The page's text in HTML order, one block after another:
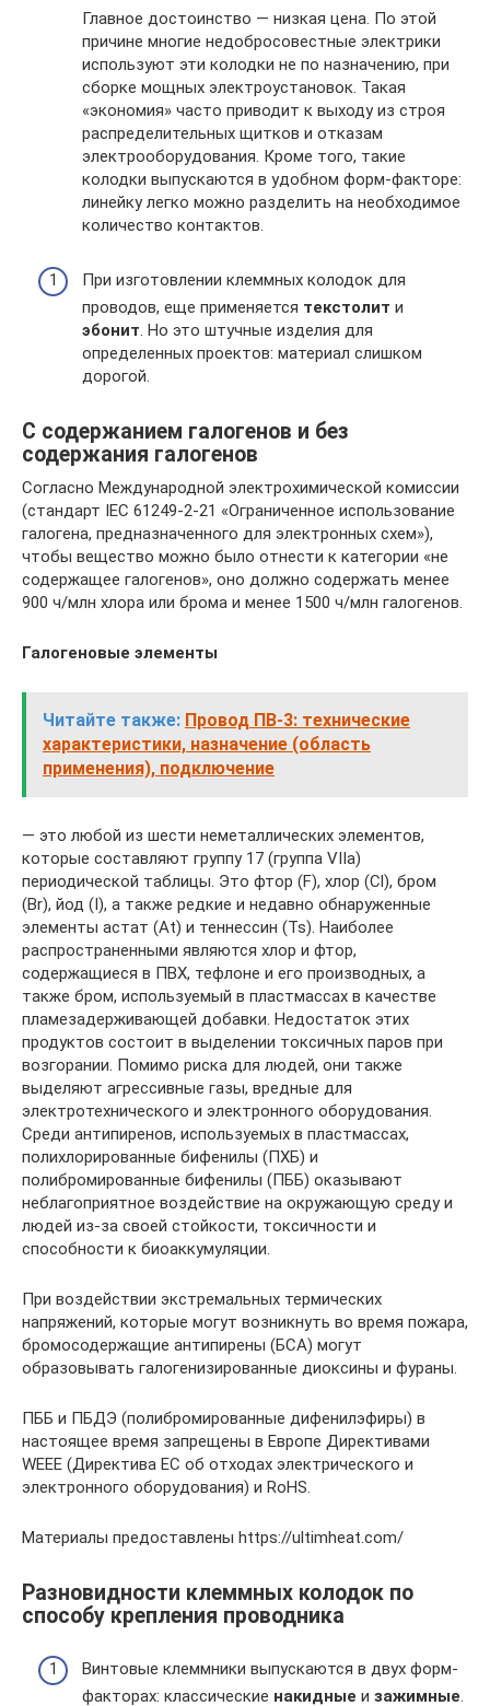
Главное достоинство — низкая цена. По этой
причине многие недобросовестные электрики
используют эти колодки не по назначению, при
сборке мощных электроустановок. Такая
«экономия» часто приводит к выходу из строя
распределительных щитков и отказам
электрооборудования. Кроме того, такие
колодки выпускаются в удобном форм-факторе:
линейку легко можно разделить на необходимое
количество контактов.
При изготовлении клеммных колодок для
проводов, еще применяется текстолит и
эбонит. Но это штучные изделия для
определенных проектов: материал слишком
дорогой.
С содержанием галогенов и без
содержания галогенов
Согласно Международной электрохимической комиссии
(стандарт IEC 61249-2-21 «Ограниченное использование
галогена, предназначенного для электронных схем»),
чтобы вещество можно было отнести к категории «не
содержащее галогенов», оно должно содержать менее
900 ч/млн хлора или брома и менее 1500 ч/млн галогенов.
Галогеновые элементы
Читайте также: Провод ПВ-3: технические
характеристики, назначение (область
применения), подключение
— это любой из шести неметаллических элементов,
которые составляют группу 17 (группа VIIa)
периодической таблицы. Это фтор (F), хлор (Cl), бром
(Br), йод (I), а также редкие и недавно обнаруженные
элементы астат (At) и теннессин (Ts). Наиболее
распространенными являются хлор и фтор,
содержащиеся в ПВХ, тефлоне и его производных, а
также бром, используемый в пластмассах в качестве
пламезадерживающей добавки. Недостаток этих
продуктов состоит в выделении токсичных паров при
возгорании. Помимо риска для людей, они также
выделяют агрессивные газы, вредные для
электротехнического и электронного оборудования.
Среди антипиренов, используемых в пластмассах,
полихлорированные бифенилы (ПХБ) и
полибромированные бифенилы (ПББ) оказывают
неблагоприятное воздействие на окружающую среду и
людей из-за своей стойкости, токсичности и
способности к биоаккумуляции.
При воздействии экстремальных термических
напряжений, которые могут возникнуть во время пожара,
бромосодержащие антипирены (БСА) могут
образовывать галогенизированные диоксины и фураны.
ПББ и ПБДЭ (полибромированные дифенилэфиры) в
настоящее время запрещены в Европе Директивами
WEEE (Директива ЕС об отходах электрического и
электронного оборудования) и RoHS.
Материалы предоставлены https://ultimheat.com/
Разновидности клеммных колодок по
способу крепления проводника
Винтовые клеммники выпускаются в двух форм-
факторах: классические накидные и зажимные.